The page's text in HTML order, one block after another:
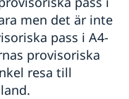
men det är inte
pass i A4-
provisoriska
resa till